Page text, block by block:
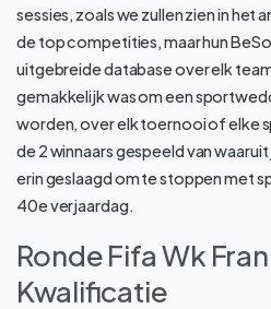
sessies, zoals we zullen zien in het
de top competities, maar hun
uitgebreide database over elk
gemakkelijk was om een
worden, over elk toernooi of elke
de 2 winnaars gespeeld van
erin geslaagd om te stoppen met
40e verjaardag.
Ronde Fifa Wk
Kwalificatie